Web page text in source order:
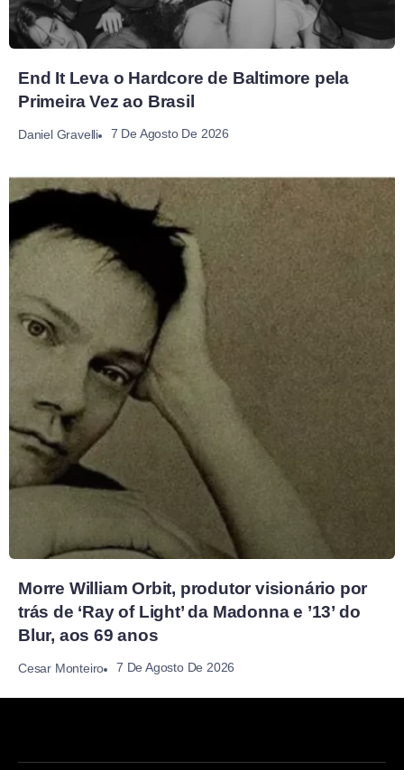
End It Leva o Hardcore de Baltimore pela
Primeira Vez ao Brasil
Daniel Gravelli 7 De Agosto De 2026
Morre William Orbit, produtor visionário por
trás de ‘Ray of Light’ da Madonna e ’13’ do
Blur, aos 69 anos
Cesar Monteiro 7 De Agosto De 2026